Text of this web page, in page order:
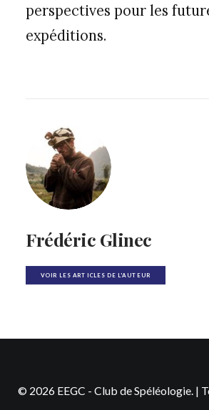
perspectives pour les
expéditions.
Frédéric Glinec
VOIR LES ARTICLES DE L'AUTEUR
© 2026 EEGC - Club de Spéléologie. |